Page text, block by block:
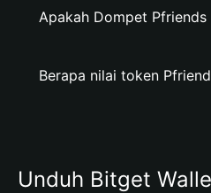
Apakah Dompet Pfriends
Berapa nilai token
Unduh Bitget